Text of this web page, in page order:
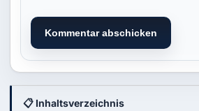
Kommentar abschicken
📋 Inhaltsverzeichnis